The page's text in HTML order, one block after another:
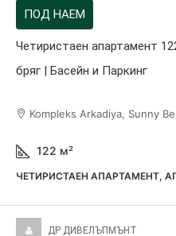
ПОД НАЕМ
Четиристаен апартамент
бряг | Басейн и Паркинг
Kompleks Arkadiya, Sunny
122 м²
ЧЕТИРИСТАЕН АПАРТАМЕНТ,
ДР ДИВЕЛЪПМЪНТ